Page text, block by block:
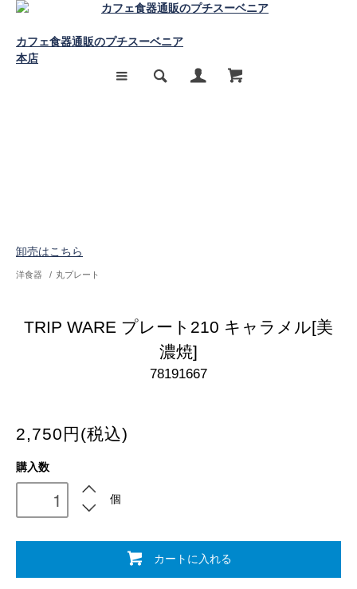
カフェ食器通販のプチスーベニア
本店
卸売はこちら
洋食器 / 丸プレート
TRIP WARE プレート210 キャラメル[美
濃焼]
78191667
2,750円(税込)
購入数
個
カートに入れる